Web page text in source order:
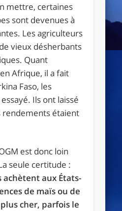
mettre, certaines
sont devenues à
Les agriculteurs
vieux désherbants
Quant
Afrique, il a fait
Faso, les
Ils ont laissé
rendements étaient
est donc loin
seule certitude :
achètent aux États-
de maïs ou de
cher, parfois le